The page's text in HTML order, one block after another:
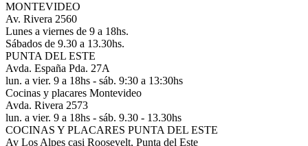
MONTEVIDEO
Av. Rivera 2560
Lunes a viernes de 9 a 18hs.
Sábados de 9.30 a 13.30hs.
PUNTA DEL ESTE
Avda. España Pda. 27A
lun. a vier. 9 a 18hs - sáb. 9:30 a 13:30hs
Cocinas y placares Montevideo
Avda. Rivera 2573
lun. a vier. 9 a 18hs - sáb. 9.30 - 13.30hs
COCINAS Y PLACARES PUNTA DEL ESTE
Av Los Alpes casi Roosevelt, Punta del Este